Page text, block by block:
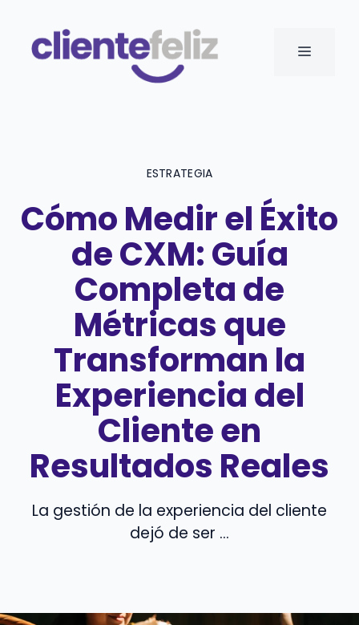
contenido
MENÚ
ESTRATEGIA
Cómo Medir el Éxito
de CXM: Guía
Completa de
Métricas que
Transforman la
Experiencia del
Cliente en
Resultados Reales
La gestión de la experiencia del cliente
dejó de ser ...